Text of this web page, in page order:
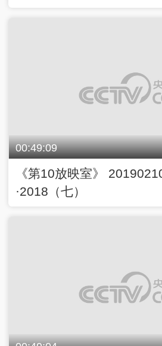
00:49:09
《第10放映室》
·2018（七）